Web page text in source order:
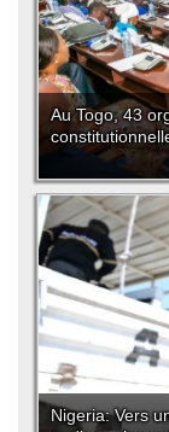
Au Togo, 43
Nigeria: Vers